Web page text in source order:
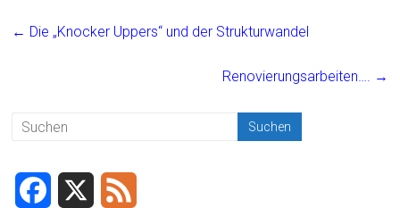
ce ai t
e
← Die „Knocker Uppers“ und der Strukturwandel
Renovierungsarbeiten…. →